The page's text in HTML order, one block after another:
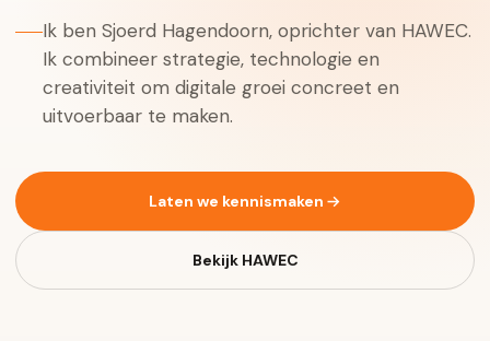
Ik ben Sjoerd Hagendoorn, oprichter van HAWEC.
Ik combineer strategie, technologie en
creativiteit om digitale groei concreet en
uitvoerbaar te maken.
Laten we kennismaken
Bekijk HAWEC